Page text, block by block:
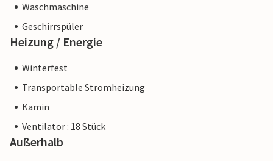
Waschmaschine
Geschirrspüler
Heizung / Energie
Winterfest
Transportable Stromheizung
Kamin
Ventilator : 18 Stück
Außerhalb